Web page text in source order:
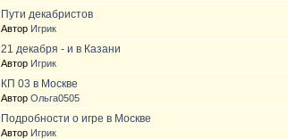
Пути декабристов
Автор Игрик
21 декабря - и в Казани
Автор Игрик
КП 03 в Москве
АвторОльга0505
Подробности о игре в Москве
Автор Игрик